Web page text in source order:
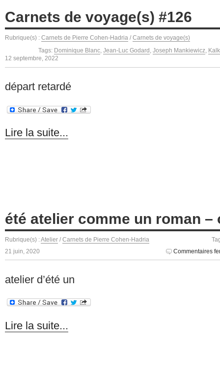
Carnets de voyage(s) #126
Rubrique(s) : Carnets de Pierre Cohen-Hadria / Carnets de voyage(s)
Tags: Dominique Blanc Jean-Luc Godard Joseph Mankiewicz
12 septembre, 2022
départ retardé
Lire la suite...
été atelier comme un roman –
Rubrique(s) :Atelier / Carnets de Pierre Cohen-Hadria
21 juin, 2020
Commentaires
atelier d’été un
Lire la suite...